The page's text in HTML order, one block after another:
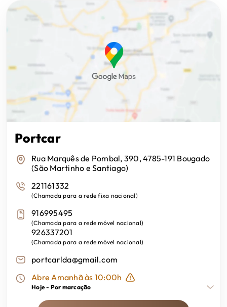
Sensores de Luzes
Sistema Ajuda ao Arranque em Inclinação
Sistema de Chave Inteligente
Sistema de Controle de Pressão dos Pneus
Sistema SOS
Start and Stop
Portcar
Rua Marquês de Pombal, 390, 4785-191 Bougado
(São Martinho e Santiago)
221161332
(Chamada para a rede fixa nacional)
916995495
(Chamada para a rede móvel nacional)
926337201
(Chamada para a rede móvel nacional)
portcarlda@gmail.com
Abre Amanhã às 10:00h
Hoje - Por marcação